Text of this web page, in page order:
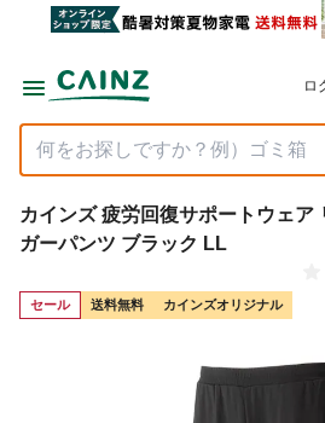
ロ
カインズ 疲労回復サポートウェア
ガーパンツ ブラック LL
セール 送料無料 カインズオリジナル